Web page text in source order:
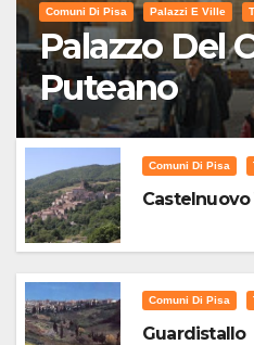
Comuni Di Pisa Palazzi E Ville
Palazzo Del
Puteano
Comuni Di Pisa
Castelnuovo
Comuni Di Pisa
Guardistallo